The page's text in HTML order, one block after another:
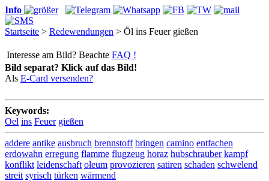
Info
Startseite > Redewendungen > Öl ins Feuer gießen
Interesse am Bild? Beachte FAQ !
Bild separat? Klick auf das Bild!
Als E-Card versenden?
Keywords:
Oel ins Feuer gießen
addere antike ausbruch brennstoff bringen camino entfachen
erdowahn erregung flamme flugzeug horaz hubschrauber kampf
konflikt leidenschaft oleum provozieren satiren schaden schwelend
streit syrisch türken wärmend